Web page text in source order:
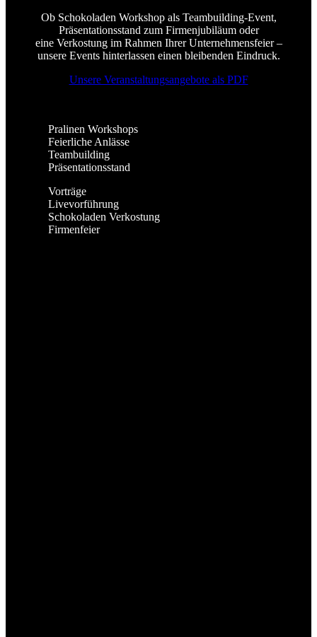
Ob Schokoladen Workshop als Teambuilding-Event,
Präsentationsstand zum Firmenjubiläum oder
eine Verkostung im Rahmen Ihrer Unternehmensfeier –
unsere Events hinterlassen einen bleibenden Eindruck.
Unsere Veranstaltungsangebote als PDF
Pralinen Workshops
Feierliche Anlässe
Teambuilding
Präsentationsstand
Vorträge
Livevorführung
Schokoladen Verkostung
Firmenfeier